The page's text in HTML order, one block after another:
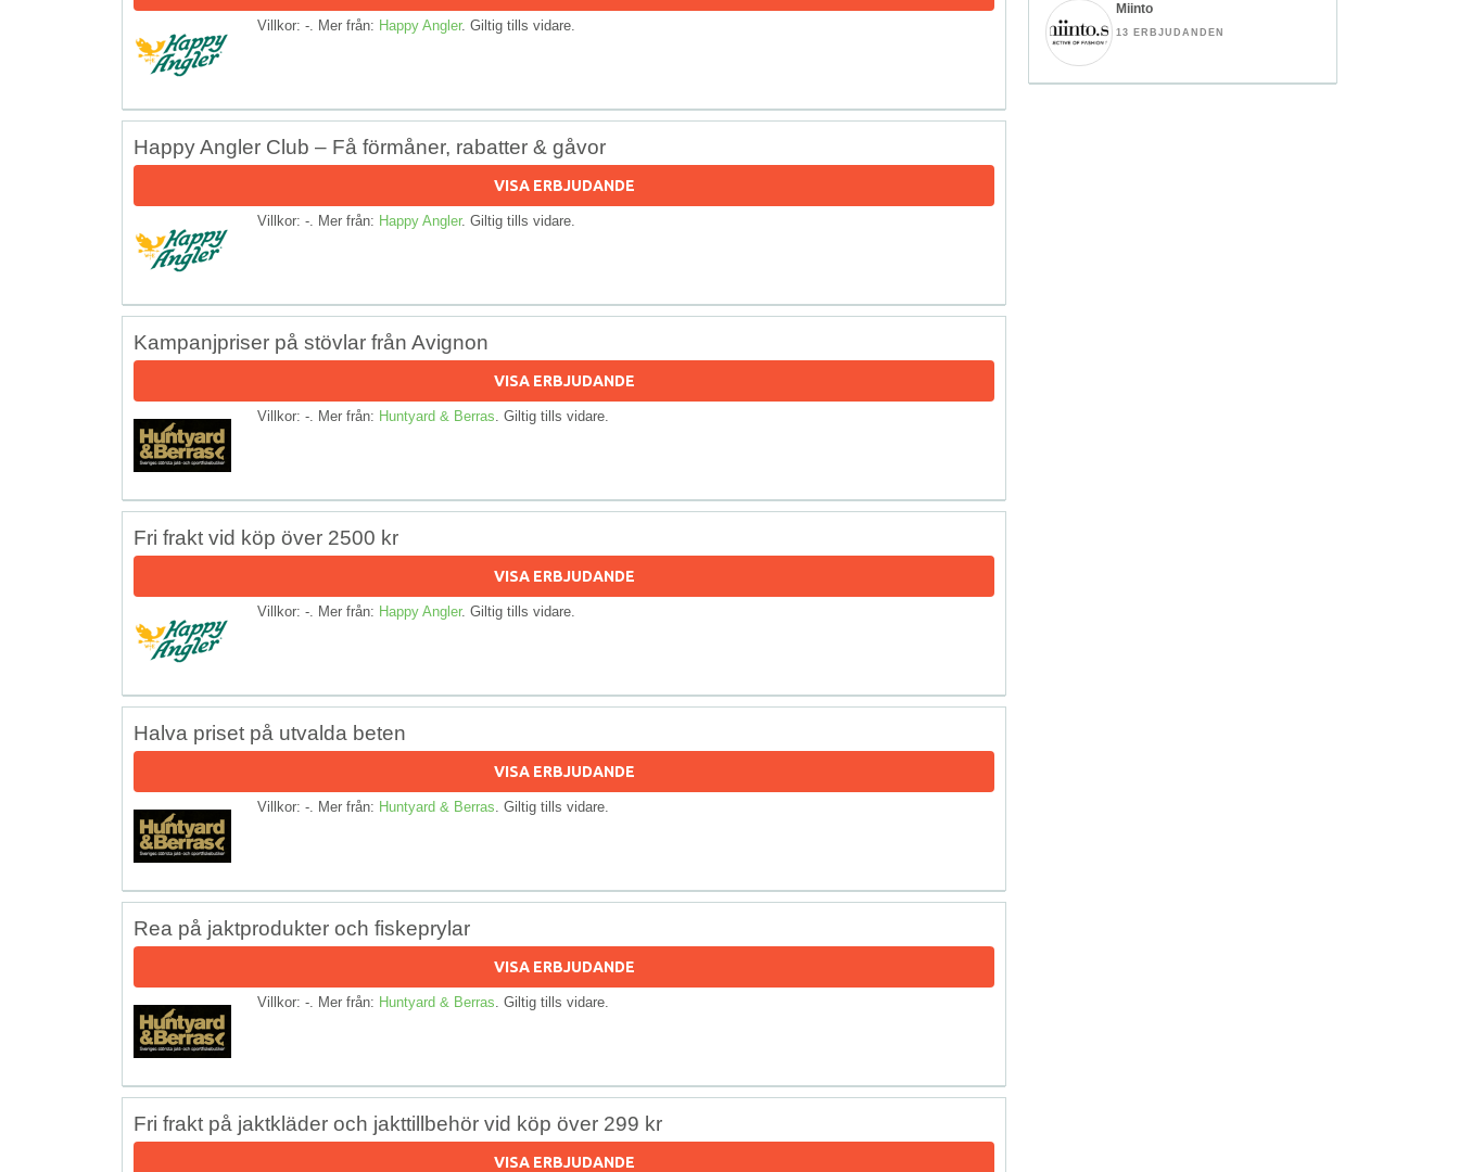
Villkor: -. Mer från: Happy Angler. Giltig tills vidare.
Happy Angler Club – Få förmåner, rabatter & gåvor
VISA ERBJUDANDE
Villkor: -. Mer från: Happy Angler. Giltig tills vidare.
Kampanjpriser på stövlar från Avignon
VISA ERBJUDANDE
Villkor: -. Mer från: Huntyard & Berras . Giltig tills vidare.
Fri frakt vid köp över 2500 kr
VISA ERBJUDANDE
Villkor: -. Mer från: Happy Angler. Giltig tills vidare.
Halva priset på utvalda beten
VISA ERBJUDANDE
Villkor: -. Mer från: Huntyard & Berras . Giltig tills vidare.
Rea på jaktprodukter och fiskeprylar
VISA ERBJUDANDE
Villkor: -. Mer från: Huntyard & Berras . Giltig tills vidare.
Fri frakt på jaktkläder och jakttillbehör vid köp över 299 kr
VISA ERBJUDANDE
Miinto
13 ERBJUDANDEN